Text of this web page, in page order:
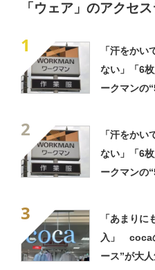
「ウェア」のアクセ
1
「汗をかい
ない」「6
ークマンの
2
「汗をかい
ない」「6
ークマンの
3
「あまりに
入」 coca
ース”が大